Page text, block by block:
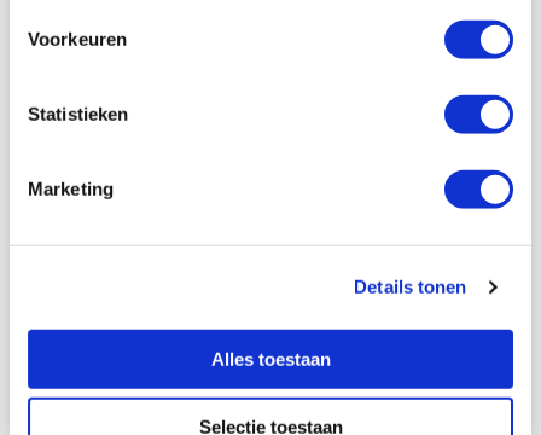
Voorkeuren
Statistieken
Marketing
Details tonen
Alles toestaan
Selectie toestaan
EGPA staat voor Eosinofiele GPA. Het aantal eosinofielen in
toegenomen. EGPA wordt vaak voorafgegaan door een
ontstekingen van de bovenste luchtwegen. In ongeveer de
het type p-ANCA gericht tegen het MPO-enzym.
Lees meer